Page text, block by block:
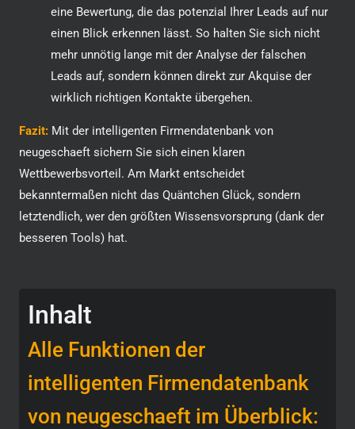
eine Bewertung, die das potenzial Ihrer Leads auf nur
einen Blick erkennen lässt. So halten Sie sich nicht
mehr unnötig lange mit der Analyse der falschen
Leads auf, sondern können direkt zur Akquise der
wirklich richtigen Kontakte übergehen.
Fazit: Mit der intelligenten Firmendatenbank von
neugeschaeft sichern Sie sich einen klaren
Wettbewerbsvorteil. Am Markt entscheidet
bekanntermaßen nicht das Quäntchen Glück, sondern
letztendlich, wer den größten Wissensvorsprung (dank der
besseren Tools) hat.
Inhalt
Alle Funktionen der
intelligenten Firmendatenbank
von neugeschaeft im Überblick: